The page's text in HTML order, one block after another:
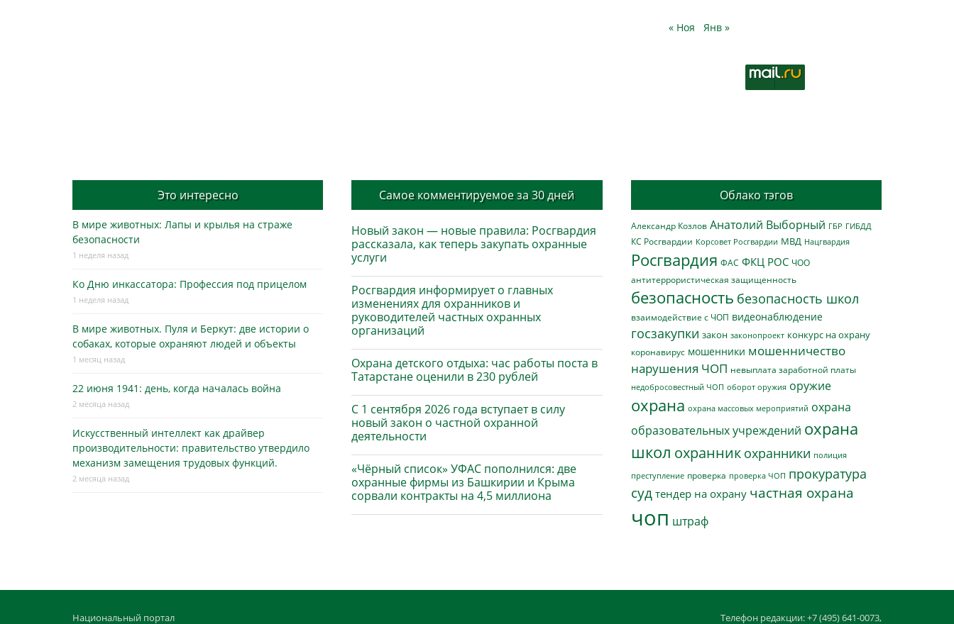
« Ноя Янв »
Это интересно
В мире животных: Лапы и крылья на страже
безопасности
1 неделя назад
Ко Дню инкассатора: Профессия под прицелом
1 неделя назад
В мире животных. Пуля и Беркут: две истории о
собаках, которые охраняют людей и объекты
1 месяц назад
22 июня 1941: день, когда началась война
2 месяца назад
Искусственный интеллект как драйвер
производительности: правительство утвердило
механизм замещения трудовых функций.
2 месяца назад
Самое комментируемое за 30 дней
Новый закон — новые правила: Росгвардия
рассказала, как теперь закупать охранные
услуги
Росгвардия информирует о главных
изменениях для охранников и
руководителей частных охранных
организаций
Охрана детского отдыха: час работы поста в
Татарстане оценили в 230 рублей
С 1 сентября 2026 года вступает в силу
новый закон о частной охранной
деятельности
«Чёрный список» УФАС пополнился: две
охранные фирмы из Башкирии и Крыма
сорвали контракты на 4,5 миллиона
Облако тэгов
Александр Козлов Анатолий Выборный ГБР ГИБДД
КС Росгвардии Корсовет Росгвардии МВД Нацгвардия
Росгвардия ФАС ФКЦ РОС ЧОО
антитеррористическая защищенность
безопасность безопасность школ
взаимодействие с ЧОП видеонаблюдение
госзакупки закон законопроект конкурс на охрану
коронавирус мошенники мошенничество
нарушения ЧОП невыплата заработной платы
недобросовестный ЧОП оборот оружия оружие
охрана охрана массовых мероприятий охрана
образовательных учреждений охрана
школ охранник охранники полиция
преступление проверка проверка ЧОП прокуратура
суд тендер на охрану частная охрана
чоп штраф
Национальный портал Телефон редакции: +7 (495) 641-0073,